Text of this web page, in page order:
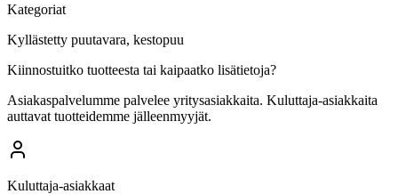
Kategoriat
Kyllästetty puutavara, kestopuu
Kiinnostuitko tuotteesta tai kaipaatko lisätietoja?
Asiakaspalvelumme palvelee yritysasiakkaita. Kuluttaja-asiakkaita
auttavat tuotteidemme jälleenmyyjät.
Kuluttaja-asiakkaat